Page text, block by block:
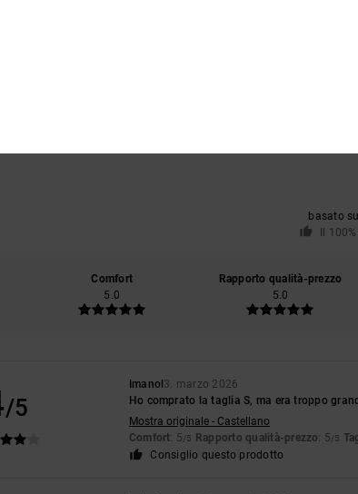
dei clienti
basato su
Il
Comfort
5.0
Rapporto qualità-prezzo
5.0
/5
Imanol 3. marzo 2026
Ho comprato la taglia S, ma era troppo
Mostra originale - Castellano
Comfort: 5/5 Rapporto qualità-prezzo: 5/5
Consiglio questo prodotto